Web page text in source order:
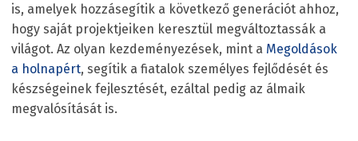
is, amelyek hozzásegítik a következő generációt ahhoz,
hogy saját projektjeiken keresztül megváltoztassák a
világot. Az olyan kezdeményezések, mint a Megoldások
a holnapért, segítik a fiatalok személyes fejlődését és
készségeinek fejlesztését, ezáltal pedig az álmaik
megvalósítását is.